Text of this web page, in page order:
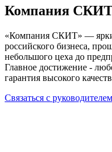
Компания
«Компания СКИТ» —
российского бизнеса,
небольшого цеха до
Главное достижение -
гарантия высокого
Связаться с